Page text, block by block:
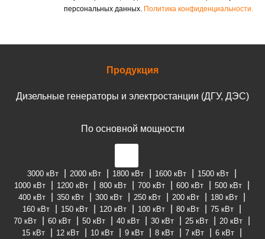
персональных данных. Политика конфиденциальности.
Продукция
Дизельные генераторы и электростанции (ДГУ, ДЭС)
По основной мощности
3000 кВт 2000 кВт 1800 кВт 1600 кВт
1500 кВт
1000 кВт
1200 кВт 800 кВт 700 кВт 600 кВт
500 кВт
400 кВт
350 кВт 300 кВт 250 кВт 200 кВт
180 кВт
160 кВт
150 кВт 120 кВт 100 кВт 80 кВт
75 кВт
70 кВт
60 кВт 50 кВт 40 кВт 30 кВт 25 кВт
20 кВт
15 кВт
12 кВт 10 кВт 9 кВт 8 кВт 7 кВт
6 кВт